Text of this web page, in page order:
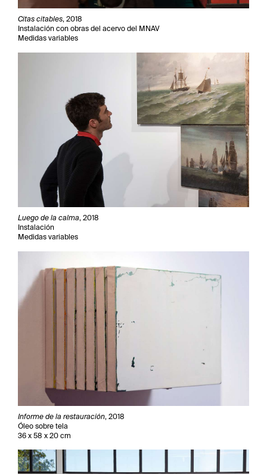
Citas citables, 2018
Instalación con obras del acervo del MNAV
Medidas variables
Luego de la calma, 2018
Instalación
Medidas variables
Informe de la restauración, 2018
Óleo sobre tela
36 x 58 x 20 cm